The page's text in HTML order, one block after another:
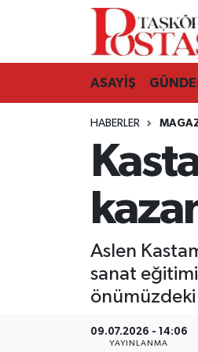
ASAYİŞ
HABERLER
Aslen
sanat
önümüzdeki
09.07.2026 - 14:06
YAYINLANMA
Kastamonu Vefat
Araç Haberleri
Azdavay Haberleri
Bozkurt Haberleri
Çatalzeytin Haberleri
Cide Haberleri